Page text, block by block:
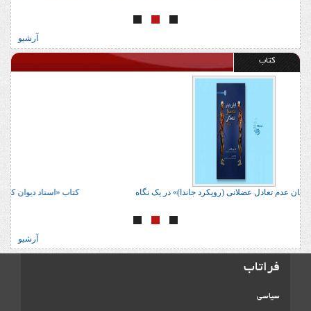
آرشیو
کتاب
کتاب «ارزیابی و درمان عدم تعادل عضلانی (رویکرد جاندا)» در یک نگاه
آرشیو
فراتاب
سیاسی